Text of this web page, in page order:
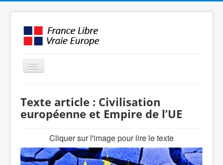
Basculer
AMBITION
MÉDIAS
FORMATION
Texte article : Civilisation
européenne et Empire de l’UE
Cliquer sur l'image pour lire le texte